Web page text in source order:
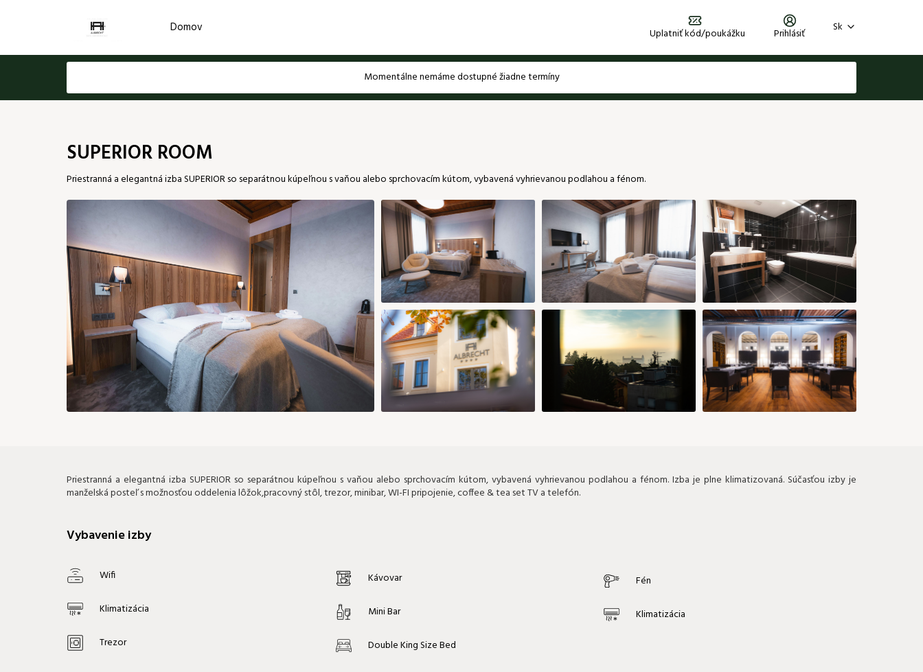
Domov Uplatniť kód/poukážku
Prihlásiť
Zaregistrujte sa
Zabudli ste heslo?
Sk
Momentálne nemáme dostupné žiadne termíny
SUPERIOR ROOM
Priestranná a elegantná izba SUPERIOR so separátnou kúpeľnou s vaňou alebo sprchovacím kútom, vybavená vyhrievanou podlahou a fénom.
Priestranná a elegantná izba SUPERIOR so separátnou kúpeľnou s vaňou alebo sprchovacím kútom, vybavená vyhrievanou podlahou a fénom. Izba je plne klimatizovaná. Súčasťou izby je
manželská posteľ s možnosťou oddelenia lôžok,pracovný stôl, trezor, minibar, WI-FI pripojenie, coffee & tea set TV a telefón.
Vybavenie izby
Wifi
Klimatizácia
Trezor
Kávovar
Mini Bar
Double King Size Bed
Fén
Klimatizácia
Voľba jazyka